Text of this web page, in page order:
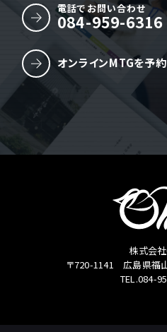
電話でお問い合わせ
084-959-6316
オンラインMTGを予
株式会
〒720-1141 広島県福
TEL.084-